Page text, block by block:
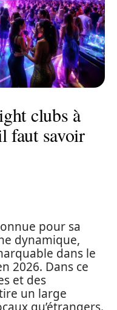
clubs à
faut savoir
pour sa
dynamique,
dans le
2026. Dans ce
et des
un large